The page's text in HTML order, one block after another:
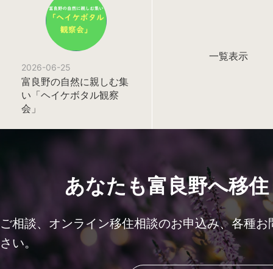
2026-06-25
富良野の自然に親しむ集
い「ヘイケボタル観察
会」
一覧表示
あなたも富良野へ移
ご相談、オンライン移住相談のお申込み、各種
さい。